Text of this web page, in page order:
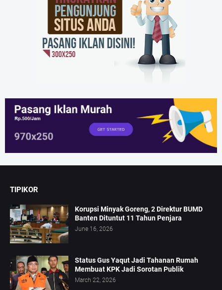
TIPIKOR
Korupsi Minyak Goreng, 2 Direktur BUMD
Banten Dituntut 11 Tahun Penjara
June 16, 2026
Status Gus Yaqut Jadi Tahanan Rumah
Membuat KPK Jadi Sorotan Publik
March 22, 2026